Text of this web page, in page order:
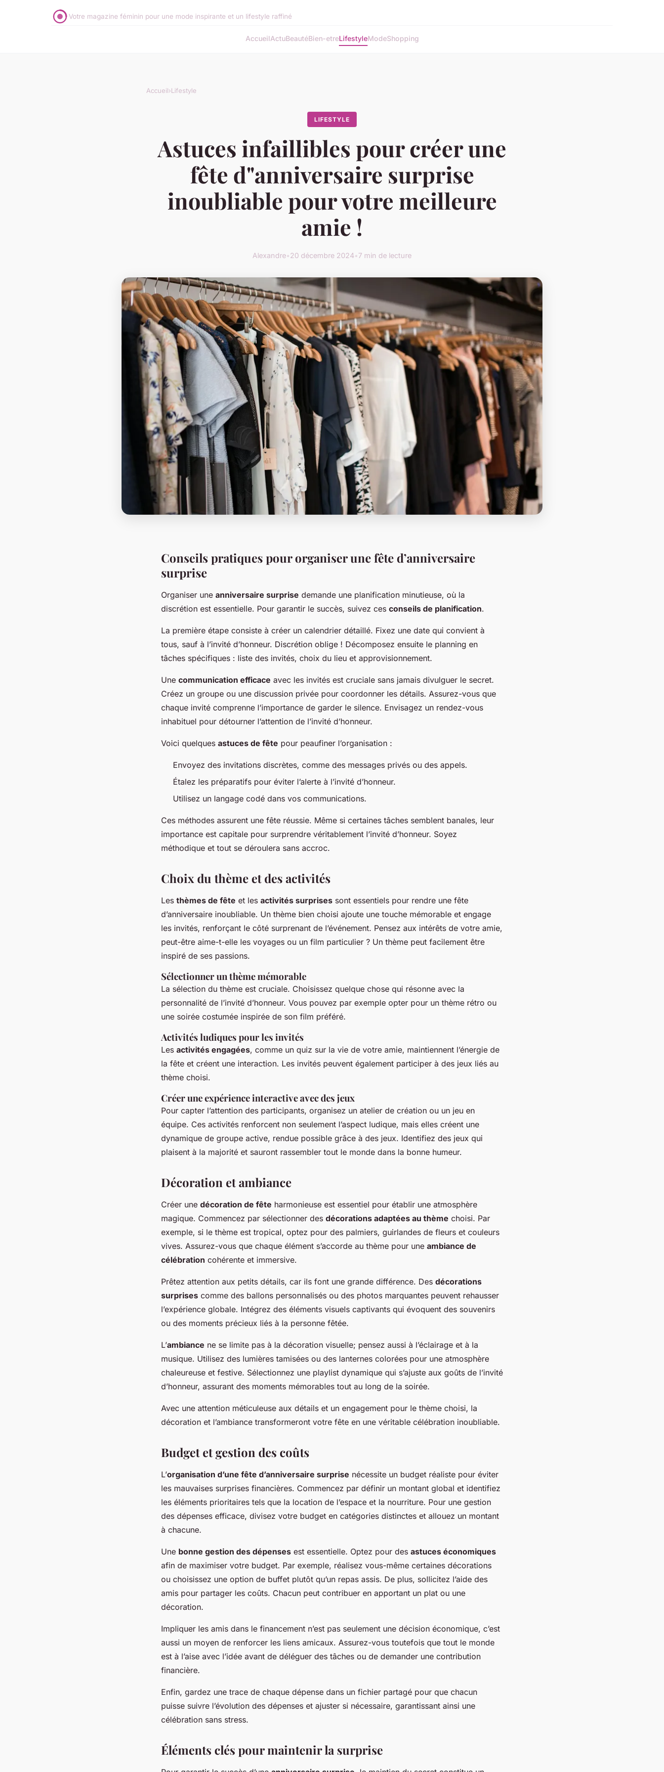
Votre magazine féminin pour une mode inspirante et un lifestyle raffiné
AccueilActuBeautéBien-etreLifestyleModeShopping
Accueil›Lifestyle
LIFESTYLE
Astuces infaillibles pour créer une
fête d"anniversaire surprise
inoubliable pour votre meilleure
amie !
Alexandre•20 décembre 2024•7 min de lecture
Conseils pratiques pour organiser une fête d’anniversaire
surprise
Organiser une anniversaire surprise demande une planification minutieuse, où la
discrétion est essentielle. Pour garantir le succès, suivez ces conseils de planification.
La première étape consiste à créer un calendrier détaillé. Fixez une date qui convient à
tous, sauf à l’invité d’honneur. Discrétion oblige ! Décomposez ensuite le planning en
tâches spécifiques : liste des invités, choix du lieu et approvisionnement.
Une communication efficace avec les invités est cruciale sans jamais divulguer le secret.
Créez un groupe ou une discussion privée pour coordonner les détails. Assurez-vous que
chaque invité comprenne l’importance de garder le silence. Envisagez un rendez-vous
inhabituel pour détourner l’attention de l’invité d’honneur.
Voici quelques astuces de fête pour peaufiner l’organisation :
Envoyez des invitations discrètes, comme des messages privés ou des appels.
Étalez les préparatifs pour éviter l’alerte à l’invité d’honneur.
Utilisez un langage codé dans vos communications.
Ces méthodes assurent une fête réussie. Même si certaines tâches semblent banales, leur
importance est capitale pour surprendre véritablement l’invité d’honneur. Soyez
méthodique et tout se déroulera sans accroc.
Choix du thème et des activités
Les thèmes de fête et les activités surprises sont essentiels pour rendre une fête
d’anniversaire inoubliable. Un thème bien choisi ajoute une touche mémorable et engage
les invités, renforçant le côté surprenant de l’événement. Pensez aux intérêts de votre amie,
peut-être aime-t-elle les voyages ou un film particulier ? Un thème peut facilement être
inspiré de ses passions.
Sélectionner un thème mémorable
La sélection du thème est cruciale. Choisissez quelque chose qui résonne avec la
personnalité de l’invité d’honneur. Vous pouvez par exemple opter pour un thème rétro ou
une soirée costumée inspirée de son film préféré.
Activités ludiques pour les invités
Les activités engagées, comme un quiz sur la vie de votre amie, maintiennent l’énergie de
la fête et créent une interaction. Les invités peuvent également participer à des jeux liés au
thème choisi.
Créer une expérience interactive avec des jeux
Pour capter l’attention des participants, organisez un atelier de création ou un jeu en
équipe. Ces activités renforcent non seulement l’aspect ludique, mais elles créent une
dynamique de groupe active, rendue possible grâce à des jeux. Identifiez des jeux qui
plaisent à la majorité et sauront rassembler tout le monde dans la bonne humeur.
Décoration et ambiance
Créer une décoration de fête harmonieuse est essentiel pour établir une atmosphère
magique. Commencez par sélectionner des décorations adaptées au thème choisi. Par
exemple, si le thème est tropical, optez pour des palmiers, guirlandes de fleurs et couleurs
vives. Assurez-vous que chaque élément s’accorde au thème pour une ambiance de
célébration cohérente et immersive.
Prêtez attention aux petits détails, car ils font une grande différence. Des décorations
surprises comme des ballons personnalisés ou des photos marquantes peuvent rehausser
l’expérience globale. Intégrez des éléments visuels captivants qui évoquent des souvenirs
ou des moments précieux liés à la personne fêtée.
L’ambiance ne se limite pas à la décoration visuelle; pensez aussi à l’éclairage et à la
musique. Utilisez des lumières tamisées ou des lanternes colorées pour une atmosphère
chaleureuse et festive. Sélectionnez une playlist dynamique qui s’ajuste aux goûts de l’invité
d’honneur, assurant des moments mémorables tout au long de la soirée.
Avec une attention méticuleuse aux détails et un engagement pour le thème choisi, la
décoration et l’ambiance transformeront votre fête en une véritable célébration inoubliable.
Budget et gestion des coûts
L’organisation d’une fête d’anniversaire surprise nécessite un budget réaliste pour éviter
les mauvaises surprises financières. Commencez par définir un montant global et identifiez
les éléments prioritaires tels que la location de l’espace et la nourriture. Pour une gestion
des dépenses efficace, divisez votre budget en catégories distinctes et allouez un montant
à chacune.
Une bonne gestion des dépenses est essentielle. Optez pour des astuces économiques
afin de maximiser votre budget. Par exemple, réalisez vous-même certaines décorations
ou choisissez une option de buffet plutôt qu’un repas assis. De plus, sollicitez l’aide des
amis pour partager les coûts. Chacun peut contribuer en apportant un plat ou une
décoration.
Impliquer les amis dans le financement n’est pas seulement une décision économique, c’est
aussi un moyen de renforcer les liens amicaux. Assurez-vous toutefois que tout le monde
est à l’aise avec l’idée avant de déléguer des tâches ou de demander une contribution
financière.
Enfin, gardez une trace de chaque dépense dans un fichier partagé pour que chacun
puisse suivre l’évolution des dépenses et ajuster si nécessaire, garantissant ainsi une
célébration sans stress.
Éléments clés pour maintenir la surprise